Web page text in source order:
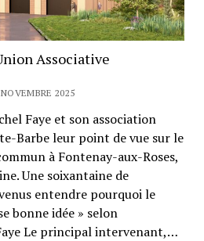
Associative
2025
Faye et son association
Barbe leur point de vue sur le
à Fontenay-aux-Roses,
Une soixantaine de
entendre pourquoi le
bonne idée » selon
Le principal intervenant,…